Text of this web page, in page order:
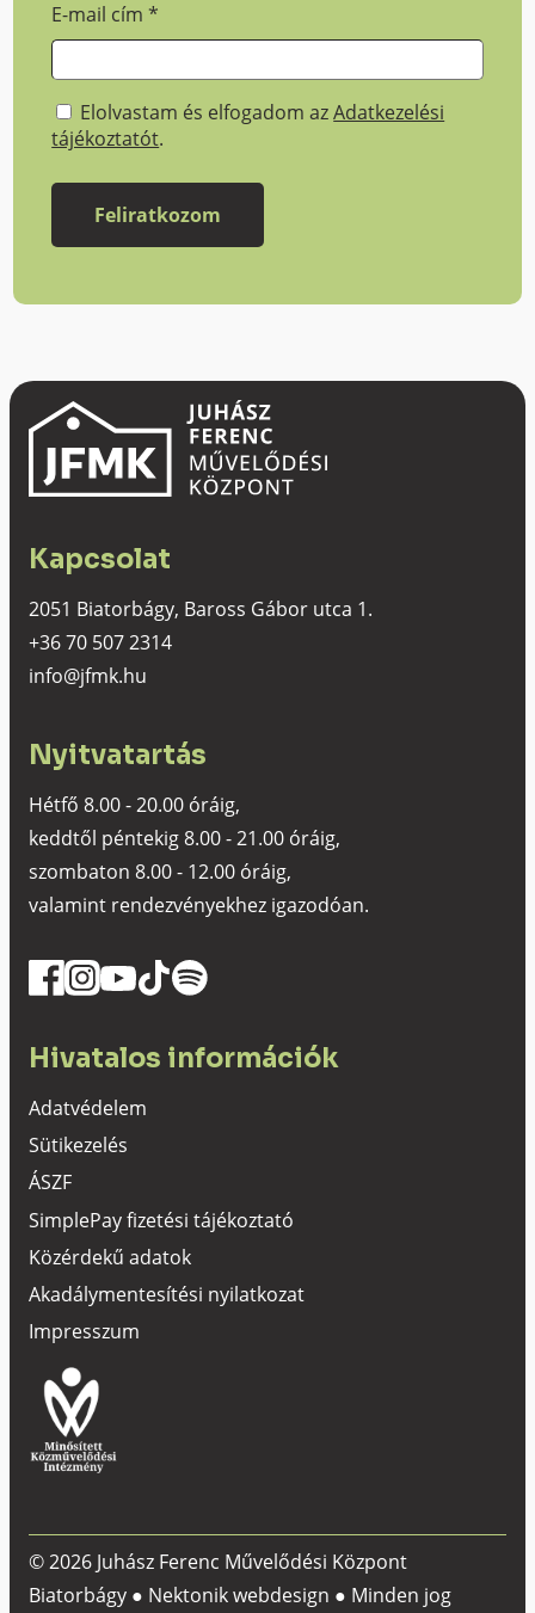
E-mail cím*
Elolvastam és elfogadom azAdatkezelési
tájékoztatót.
Kapcsolat
2051 Biatorbágy, Baross Gábor utca 1.
+36 70 507 2314
info@jfmk.hu
Nyitvatartás
Hétfő 8.00 - 20.00 óráig,
keddtől péntekig 8.00 - 21.00 óráig,
szombaton 8.00 - 12.00 óráig,
valamint rendezvényekhez igazodóan.
Hivatalos információk
Adatvédelem
Sütikezelés
ÁSZF
SimplePay fizetési tájékoztató
Közérdekű adatok
Akadálymentesítési nyilatkozat
Impresszum
© 2026 Juhász Ferenc Művelődési Központ
Biatorbágy ● Nektonik webdesign ● Minden jog